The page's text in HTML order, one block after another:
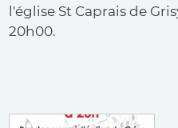
l'église St Caprais de
20h00.